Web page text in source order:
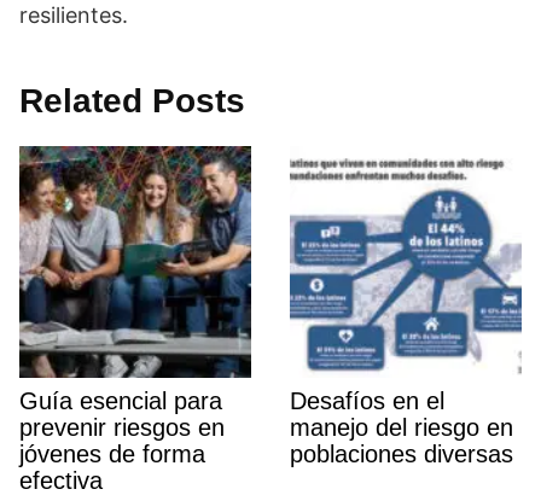
resilientes.
Related Posts
Guí­a esencial para
prevenir riesgos en
jóvenes de forma
efectiva
Desafí­os en el
manejo del riesgo en
poblaciones diversas